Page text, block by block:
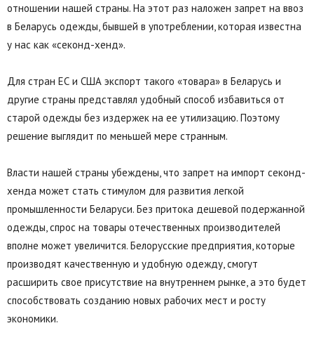
отношении нашей страны. На этот раз наложен запрет на ввоз
в Беларусь одежды, бывшей в употреблении, которая известна
у нас как «секонд-хенд».
Для стран ЕС и США экспорт такого «товара» в Беларусь и
другие страны представлял удобный способ избавиться от
старой одежды без издержек на ее утилизацию. Поэтому
решение выглядит по меньшей мере странным.
Власти нашей страны убеждены, что запрет на импорт секонд-
хенда может стать стимулом для развития легкой
промышленности Беларуси. Без притока дешевой подержанной
одежды, спрос на товары отечественных производителей
вполне может увеличится. Белорусские предприятия, которые
производят качественную и удобную одежду, смогут
расширить свое присутствие на внутреннем рынке, а это будет
способствовать созданию новых рабочих мест и росту
экономики.